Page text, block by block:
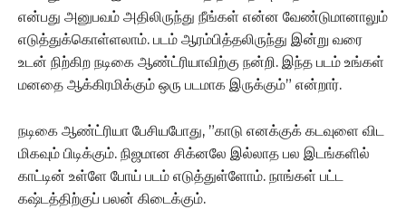
என்பது அனுபவம் அதிலிருந்து நீங்கள் என்ன வேண்டுமானாலும்
எடுத்துக்கொள்ளலாம். படம் ஆரம்பித்தலிருந்து இன்று வரை
உடன் நிற்கிற நடிகை ஆண்ட்ரியாவிற்கு நன்றி. இந்த படம் உங்கள்
மனதை ஆக்கிரமிக்கும் ஒரு படமாக இருக்கும்” என்றார்.
நடிகை ஆண்ட்ரியா பேசியபோது, ”காடு எனக்குக் கடவுளை விட
மிகவும் பிடிக்கும். நிஜமான சிக்னலே இல்லாத பல இடங்களில்
காட்டின் உள்ளே போய் படம் எடுத்துள்ளோம். நாங்கள் பட்ட
கஷ்டத்திற்குப் பலன் கிடைக்கும்.